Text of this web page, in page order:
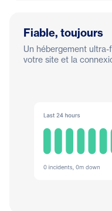
Fiable, toujours
Un hébergement
votre site et la